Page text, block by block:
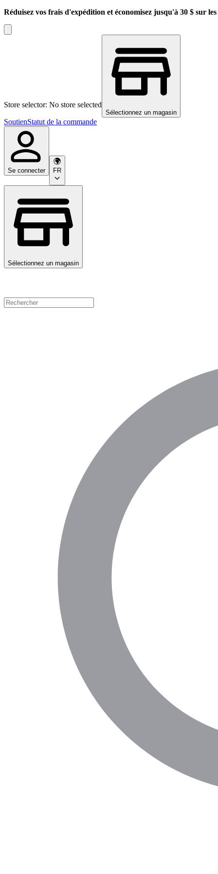
Réduisez vos frais d'expédition et économisez jusqu'à 30 $ sur
Store selector: No store selected
Sélectionnez un magasin
SoutienStatut de la commande
Se connecter FR
Sélectionnez un magasin